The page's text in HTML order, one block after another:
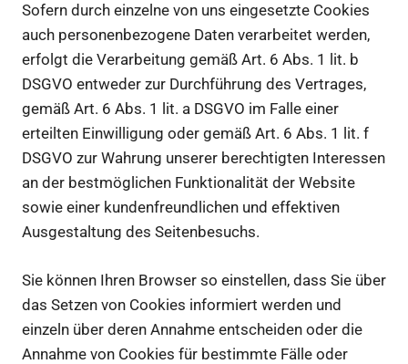
Sofern durch einzelne von uns eingesetzte Cookies
auch personenbezogene Daten verarbeitet werden,
erfolgt die Verarbeitung gemäß Art. 6 Abs. 1 lit. b
DSGVO entweder zur Durchführung des Vertrages,
gemäß Art. 6 Abs. 1 lit. a DSGVO im Falle einer
erteilten Einwilligung oder gemäß Art. 6 Abs. 1 lit. f
DSGVO zur Wahrung unserer berechtigten Interessen
an der bestmöglichen Funktionalität der Website
sowie einer kundenfreundlichen und effektiven
Ausgestaltung des Seitenbesuchs.
Sie können Ihren Browser so einstellen, dass Sie über
das Setzen von Cookies informiert werden und
einzeln über deren Annahme entscheiden oder die
Annahme von Cookies für bestimmte Fälle oder